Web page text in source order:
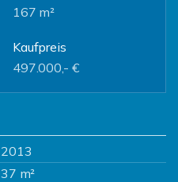
167 m²
Kaufpreis
497.000,- €
2013
37 m²